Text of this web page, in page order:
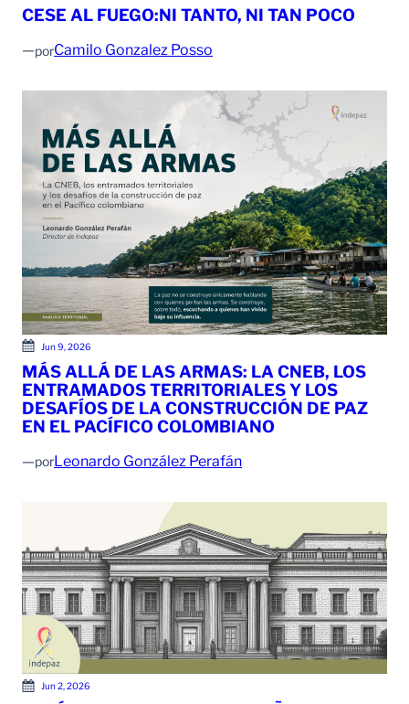
CESE AL FUEGO:NI TANTO, NI TAN POCO
—porCamilo Gonzalez Posso
Jun 9, 2026
MÁS ALLÁ DE LAS ARMAS: LA CNEB, LOS
ENTRAMADOS TERRITORIALES Y LOS
DESAFÍOS DE LA CONSTRUCCIÓN DE PAZ
EN EL PACÍFICO COLOMBIANO
—porLeonardo González Perafán
Jun 2, 2026